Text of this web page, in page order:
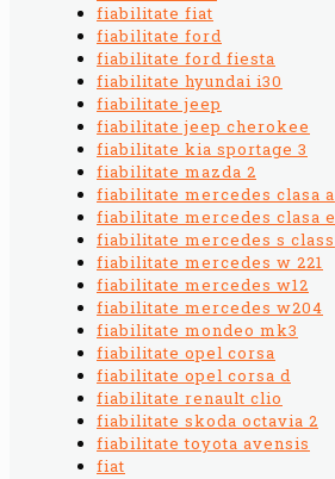
fiabilitate fiat
fiabilitate ford
fiabilitate ford fiesta
fiabilitate hyundai i30
fiabilitate jeep
fiabilitate jeep cherokee
fiabilitate kia sportage 3
fiabilitate mazda 2
fiabilitate mercedes clasa a
fiabilitate mercedes clasa e
fiabilitate mercedes s class
fiabilitate mercedes w 221
fiabilitate mercedes w12
fiabilitate mercedes w204
fiabilitate mondeo mk3
fiabilitate opel corsa
fiabilitate opel corsa d
fiabilitate renault clio
fiabilitate skoda octavia 2
fiabilitate toyota avensis
fiat